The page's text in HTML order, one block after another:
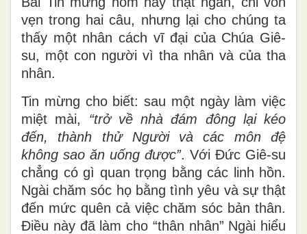
vẹn trong hai câu, nhưng lại cho chúng ta
thấy một nhân cách vĩ đại của Chúa Giê-
su, một con người vì tha nhân và của tha
nhân.
Tin mừng cho biết: sau một ngày làm việc
miệt mài, “trở về nhà đám đông lại kéo
đến, thành thử Người và các môn đệ
không sao ăn uống được”. Với Đức Giê-su
chẳng có gì quan trọng bằng các linh hồn.
Ngài chăm sóc họ bằng tình yêu và sự thật
đến mức quên cả việc chăm sóc bản thân.
Điều này đã làm cho “thân nhân” Ngài hiểu